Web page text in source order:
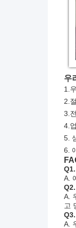
우
1.
2.
3.
4.
5.
6.
A.
A.
고
A.